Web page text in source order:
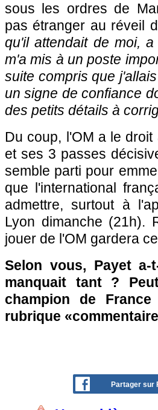
sous les ordres de
pas étranger au réveil
qu'il attendait de moi,
m'a mis à un poste
suite compris que
un signe de confiance
des petits détails à
Du coup, l'OM a le
et ses 3 passes
semble parti pour
que l'international
admettre, surtout à
Lyon dimanche (21h).
jouer de l'OM gardera
Selon vous, Payet
manquait tant ?
champion de
rubrique
Partager sur